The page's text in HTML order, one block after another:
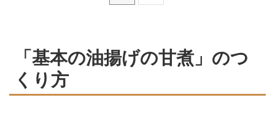
「基本の油揚げの甘煮」のつ
くり方